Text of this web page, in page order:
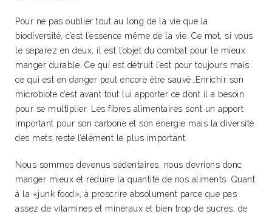
Pour ne pas oublier tout au long de la vie que la
biodiversité, c’est l’essence même de la vie. Ce mot, si vous
le séparez en deux, il est l’objet du combat pour le mieux
manger durable. Ce qui est détruit l’est pour toujours mais
ce qui est en danger peut encore être sauvé…Enrichir son
microbiote c’est avant tout lui apporter ce dont il a besoin
pour se multiplier. Les fibres alimentaires sont un apport
important pour son carbone et son énergie mais la diversité
des mets reste l’élément le plus important.
Nous sommes devenus sédentaires, nous devrions donc
manger mieux et réduire la quantité de nos aliments. Quant
à la «junk food», à proscrire absolument parce que pas
assez de vitamines et minéraux et bien trop de sucres, de